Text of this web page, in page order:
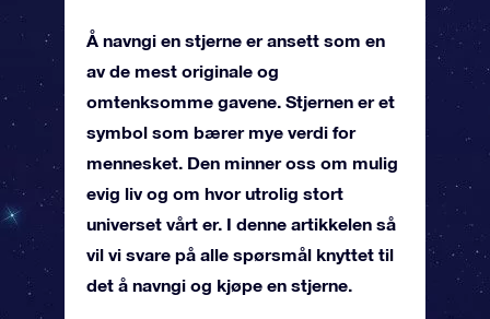
Å navngi en stjerne er ansett som en
av de mest originale og
omtenksomme gavene. Stjernen er et
symbol som bærer mye verdi for
mennesket. Den minner oss om mulig
evig liv og om hvor utrolig stort
universet vårt er. I denne artikkelen så
vil vi svare på alle spørsmål knyttet til
det å navngi og kjøpe en stjerne.